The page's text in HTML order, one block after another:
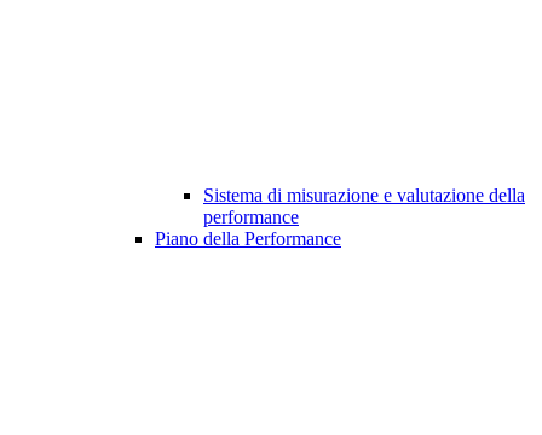
Sistema di misurazione e valutazione della
performance
Piano della Performance